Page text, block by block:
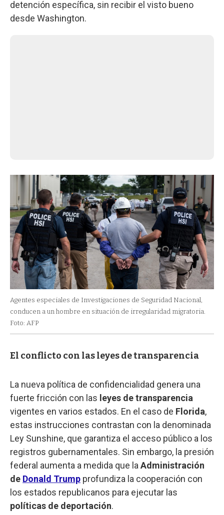
detención específica, sin recibir el visto bueno
desde Washington.
Agentes especiales de Investigaciones de Seguridad Nacional,
conducen a un hombre en situación de irregularidad migratoria.
Foto: AFP
El conflicto con las leyes de transparencia
La nueva política de confidencialidad genera una
fuerte fricción con las leyes de transparencia
vigentes en varios estados. En el caso de Florida,
estas instrucciones contrastan con la denominada
Ley Sunshine, que garantiza el acceso público a los
registros gubernamentales. Sin embargo, la presión
federal aumenta a medida que la Administración
de Donald Trump profundiza la cooperación con
los estados republicanos para ejecutar las
políticas de deportación.